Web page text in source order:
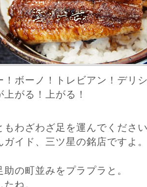
！ボーノ！トレビアン！デリ
がる！上がる！
もわざわざ足を運んでくださ
ガイド、三ツ星の銘店ですよ
助の町並みをプラプラと。
ね。